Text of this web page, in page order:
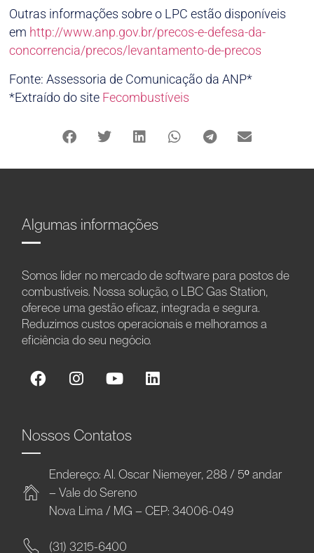
Outras informações sobre o LPC estão disponíveis
em http://www.anp.gov.br/precos-e-defesa-da-
concorrencia/precos/levantamento-de-precos
Fonte: Assessoria de Comunicação da ANP*
*Extraído do site Fecombustíveis
Algumas informações
Somos líder no mercado de software para postos de
combustíveis. Nossa solução, o LBC Gas Station,
oferece uma gestão eficaz, integrada e segura.
Reduzimos custos operacionais e melhoramos a
eficiência do seu negócio.
Nossos Contatos
Endereço: Al. Oscar Niemeyer, 288 / 5º andar
– Vale do Sereno
Nova Lima / MG – CEP: 34006-049
(31) 3215-6400